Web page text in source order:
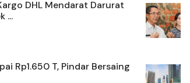
DHL Mendarat Darurat
...
Rp1.650 T, Pindar Bersaing